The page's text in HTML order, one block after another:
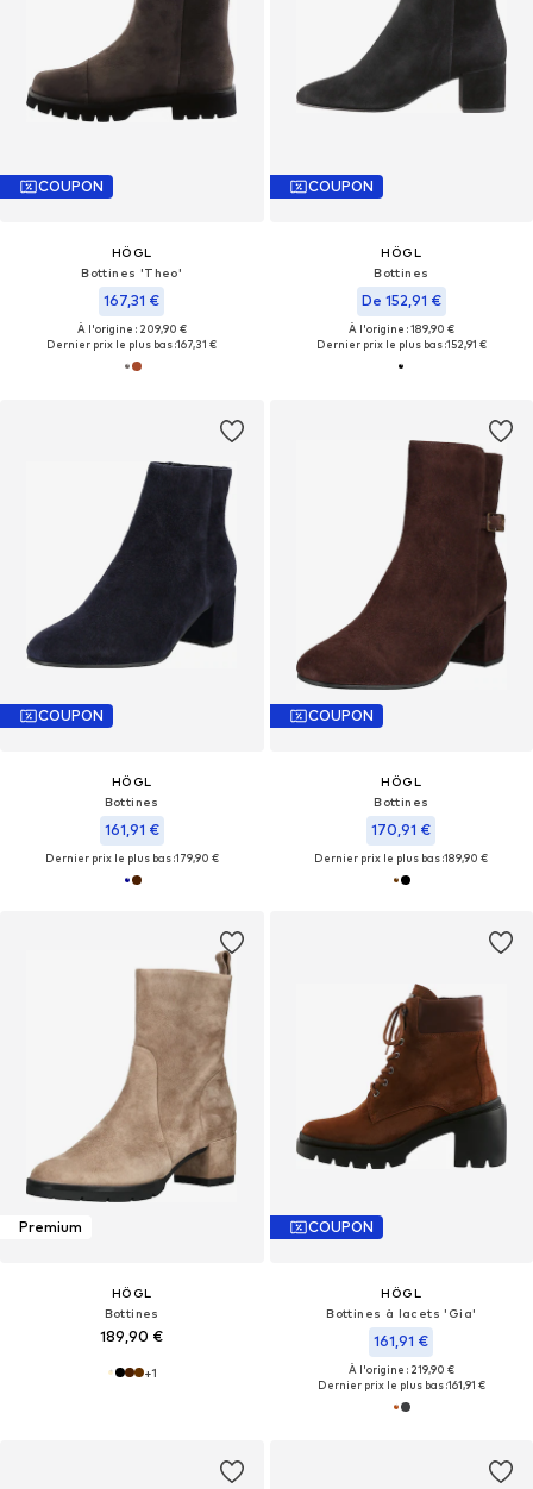
COUPON
HÖGL
Bottines 'Theo'
167,31 €
À l'origine : 209,90 €
Dernier prix le plus bas :167,31 €
COUPON
HÖGL
Bottines
De 152,91 €
À l'origine : 189,90 €
Dernier prix le plus bas :152,91 €
COUPON
HÖGL
Bottines
161,91 €
Dernier prix le plus bas :179,90 €
COUPON
HÖGL
Bottines
170,91 €
Dernier prix le plus bas :189,90 €
Premium
HÖGL
Bottines
189,90 €
+1
COUPON
HÖGL
Bottines à lacets 'Gia'
161,91 €
À l'origine : 219,90 €
Dernier prix le plus bas :161,91 €